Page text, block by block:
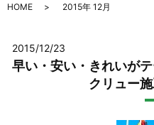
HOME 2015年 12月
2015/12/23
早い・安い・きれいが
クリュー